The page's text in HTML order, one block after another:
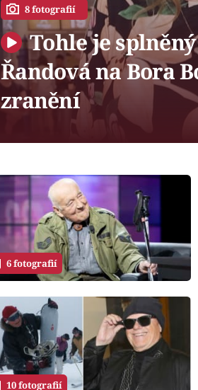
8 fotografií
Tohle je
Řandová na Bora
zranění
6 fotografií
10 fotografií